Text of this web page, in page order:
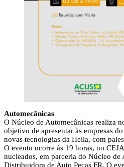
Automecânicas
O Núcleo de Automecânicas realiza
objetivo de apresentar às empresas
novas tecnologias da Hella, com
O evento ocorre às 19 horas, no
nucleados, em parceria do Núcleo de
Distribuidora de Auto Peças FR. O